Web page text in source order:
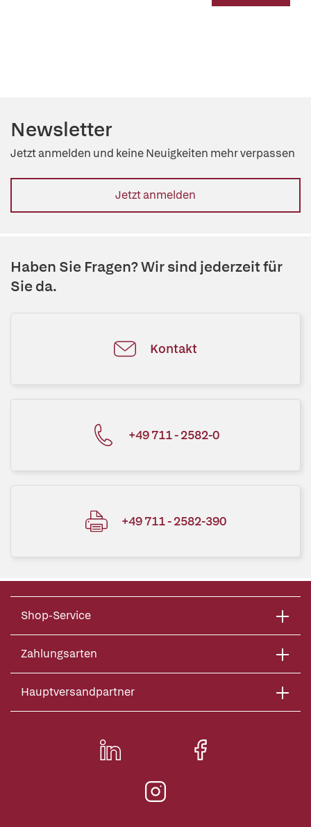
Newsletter
Jetzt anmelden und keine Neuigkeiten mehr verpassen
Jetzt anmelden
Haben Sie Fragen? Wir sind jederzeit für
Sie da.
Kontakt
+49 711 - 2582-0
+49 711 - 2582-390
Shop-Service
Zahlungsarten
Hauptversandpartner